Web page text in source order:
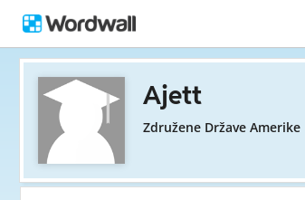
Ajett
Združene Države Amerike